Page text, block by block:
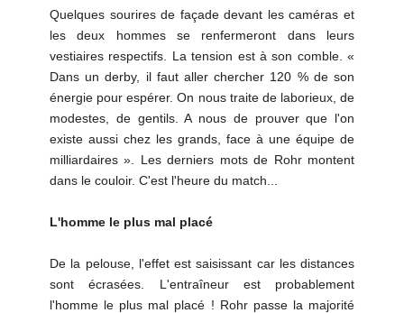
Quelques sourires de façade devant les caméras et
les deux hommes se renfermeront dans leurs
vestiaires respectifs. La tension est à son comble. «
Dans un derby, il faut aller chercher 120 % de son
énergie pour espérer. On nous traite de laborieux, de
modestes, de gentils. A nous de prouver que l'on
existe aussi chez les grands, face à une équipe de
milliardaires ». Les derniers mots de Rohr montent
dans le couloir. C'est l'heure du match...
L'homme le plus mal placé
De la pelouse, l'effet est saisissant car les distances
sont écrasées. L'entraîneur est probablement
l'homme le plus mal placé ! Rohr passe la majorité